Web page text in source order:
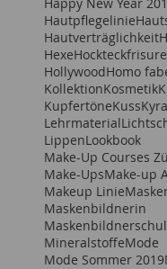
Hautpflegelinie
Hautverträglichkeit
Hexe
HollywoodHomo
KollektionKosmetik
KupfertöneKussKyra
Lehrmaterial
LippenLookbook
Make-Up Courses
Make-UpsMake-up
Makeup Linie
Maskenbildnerin
MineralstoffeMode
Mode Sommer 2019